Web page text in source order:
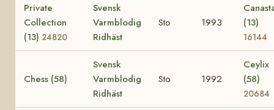
Private
Collection
(13) 24820
Svensk
Varmblodig
Ridhäst
Sto 1993
(13)
16144
Chess (58)
Svensk
Varmblodig
Ridhäst
Sto 1992
Ceylix
(58)
20684